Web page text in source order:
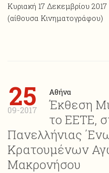
Κυριακή 17 Δεκεμβρίου
(αίθουσα Κινηματογράφου)
25
09-2017
Αθήνα
Έκθεση
το ΕΕΤΕ,
Πανελλήνιας
Κρατουμένων
Μακρονήσου